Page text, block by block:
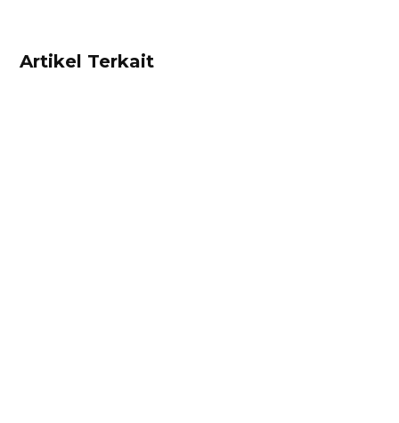
Artikel Terkait